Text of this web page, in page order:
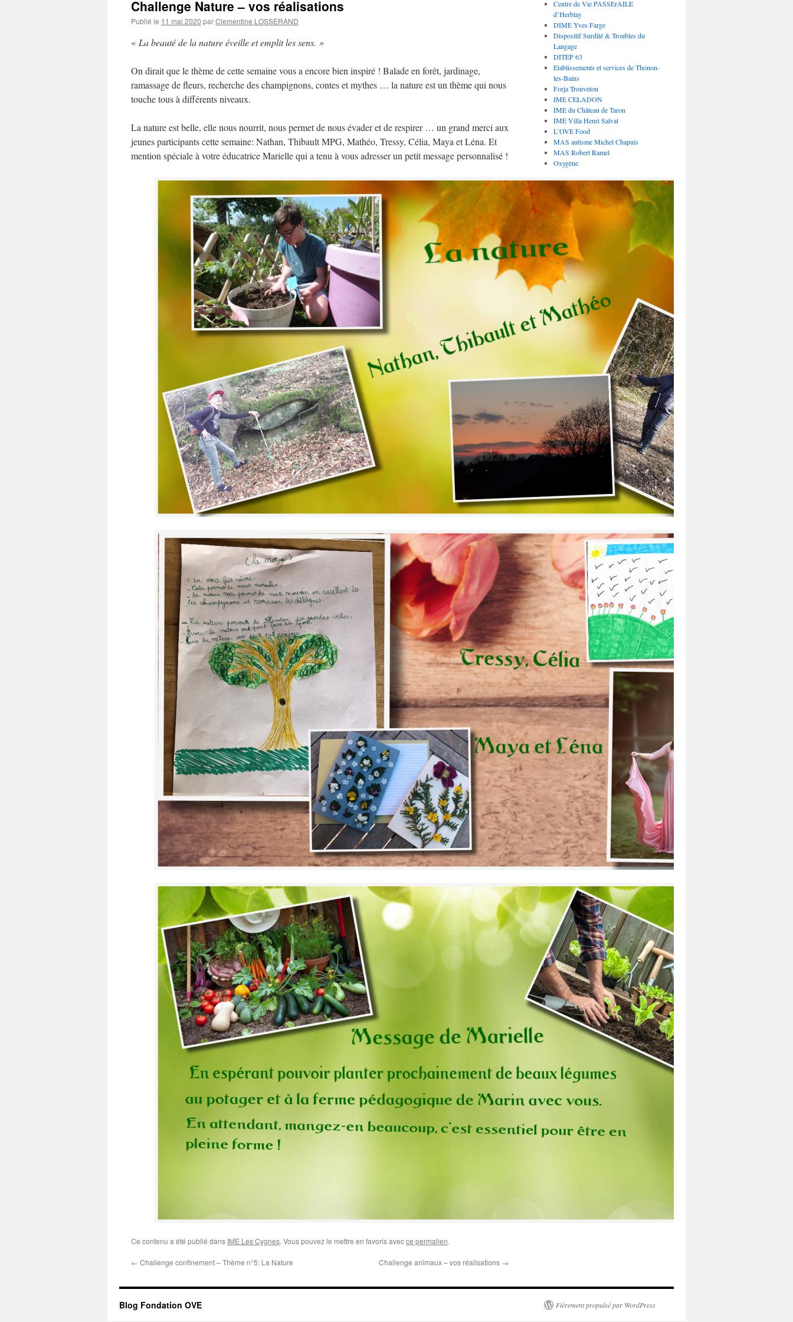
Challenge Nature – vos réalisations
Publié le 11 mai 2020 parClementine LOSSERAND
« La beauté de la nature éveille et emplit les sens. »
On dirait que le thème de cette semaine vous a encore bien inspiré ! Balade en forêt, jardinage,
ramassage de fleurs, recherche des champignons, contes et mythes … la nature est un thème qui nous
touche tous à différents niveaux.
La nature est belle, elle nous nourrit, nous permet de nous évader et de respirer … un grand merci aux
jeunes participants cette semaine: Nathan, Thibault MPG, Mathéo, Tressy, Célia, Maya et Léna. Et
mention spéciale à votre éducatrice Marielle qui a tenu à vous adresser un petit message personnalisé !
Ce contenu a été publié dans IME Les Cygnes. Vous pouvez le mettre en favoris avecce permalien.
← Challenge confinement – Thème n°5: La Nature Challenge animaux – vos réalisations →
Centre de Vie PASSErAILE
d’Herblay
DIME Yves Farge
Dispositif Surdité & Troubles du
Langage
DITEP 63
Etablissements et services de Thonon-
les-Bains
Forja Trouvetou
IME CELADON
IME du Château de Taron
IME Villa Henri Salvat
L’OVE Food
MAS autisme Michel Chapuis
MAS Robert Ramel
Oxygène
Blog Fondation OVE Fièrement propulsé par WordPress